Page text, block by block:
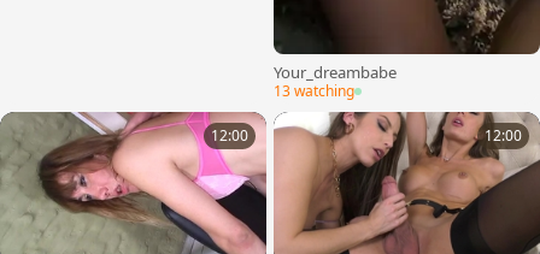
Your_dreambabe
13 watching
12:00 12:00